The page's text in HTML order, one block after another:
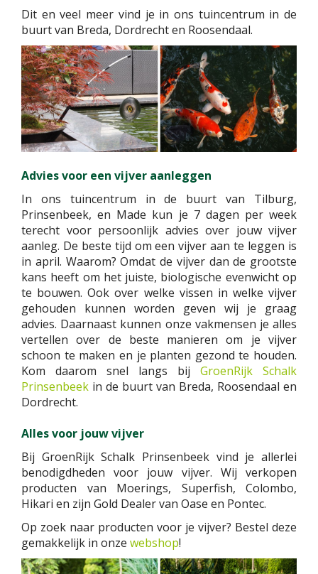
Dit en veel meer vind je in ons tuincentrum in de
buurt van Breda, Dordrecht en Roosendaal.
Advies voor een vijver aanleggen
In ons tuincentrum in de buurt van Tilburg,
Prinsenbeek, en Made kun je 7 dagen per week
terecht voor persoonlijk advies over jouw vijver
aanleg. De beste tijd om een vijver aan te leggen is
in april. Waarom? Omdat de vijver dan de grootste
kans heeft om het juiste, biologische evenwicht op
te bouwen. Ook over welke vissen in welke vijver
gehouden kunnen worden geven wij je graag
advies. Daarnaast kunnen onze vakmensen je alles
vertellen over de beste manieren om je vijver
schoon te maken en je planten gezond te houden.
Kom daarom snel langs bij GroenRijk Schalk
Prinsenbeek in de buurt van Breda, Roosendaal en
Dordrecht.
Alles voor jouw vijver
Bij GroenRijk Schalk Prinsenbeek vind je allerlei
benodigdheden voor jouw vijver. Wij verkopen
producten van Moerings, Superfish, Colombo,
Hikari en zijn Gold Dealer van Oase en Pontec.
Op zoek naar producten voor je vijver? Bestel deze
gemakkelijk in onze webshop!